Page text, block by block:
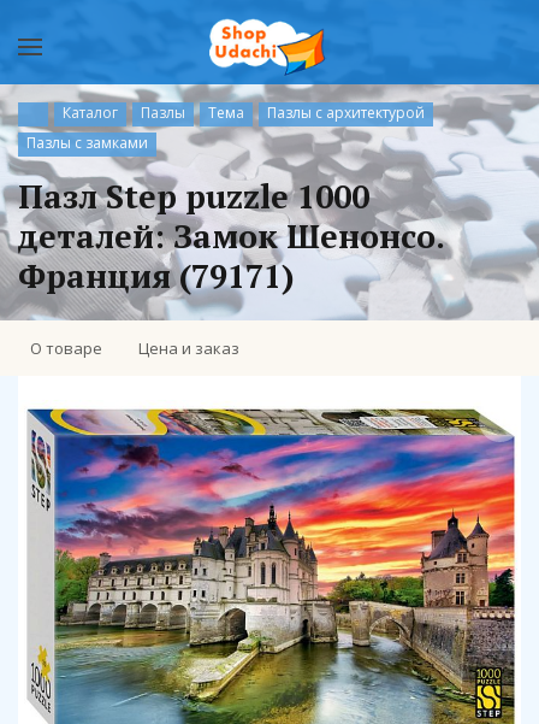
Каталог Пазлы Тема
Пазлы с архитектурой
Пазлы с замками
Пазл Step puzzle 1000
деталей: Замок Шенонсо.
Франция (79171)
О товаре Цена и заказ